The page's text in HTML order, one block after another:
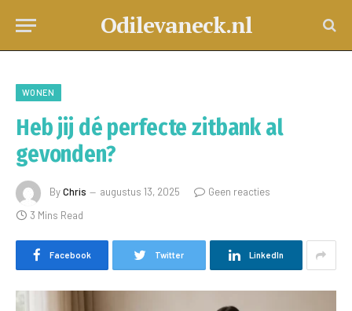
Odilevaneck.nl
WONEN
Heb jij dé perfecte zitbank al
gevonden?
ByChris augustus 13, 2025
Geen reacties
3 Mins Read
Facebook Twitter LinkedIn